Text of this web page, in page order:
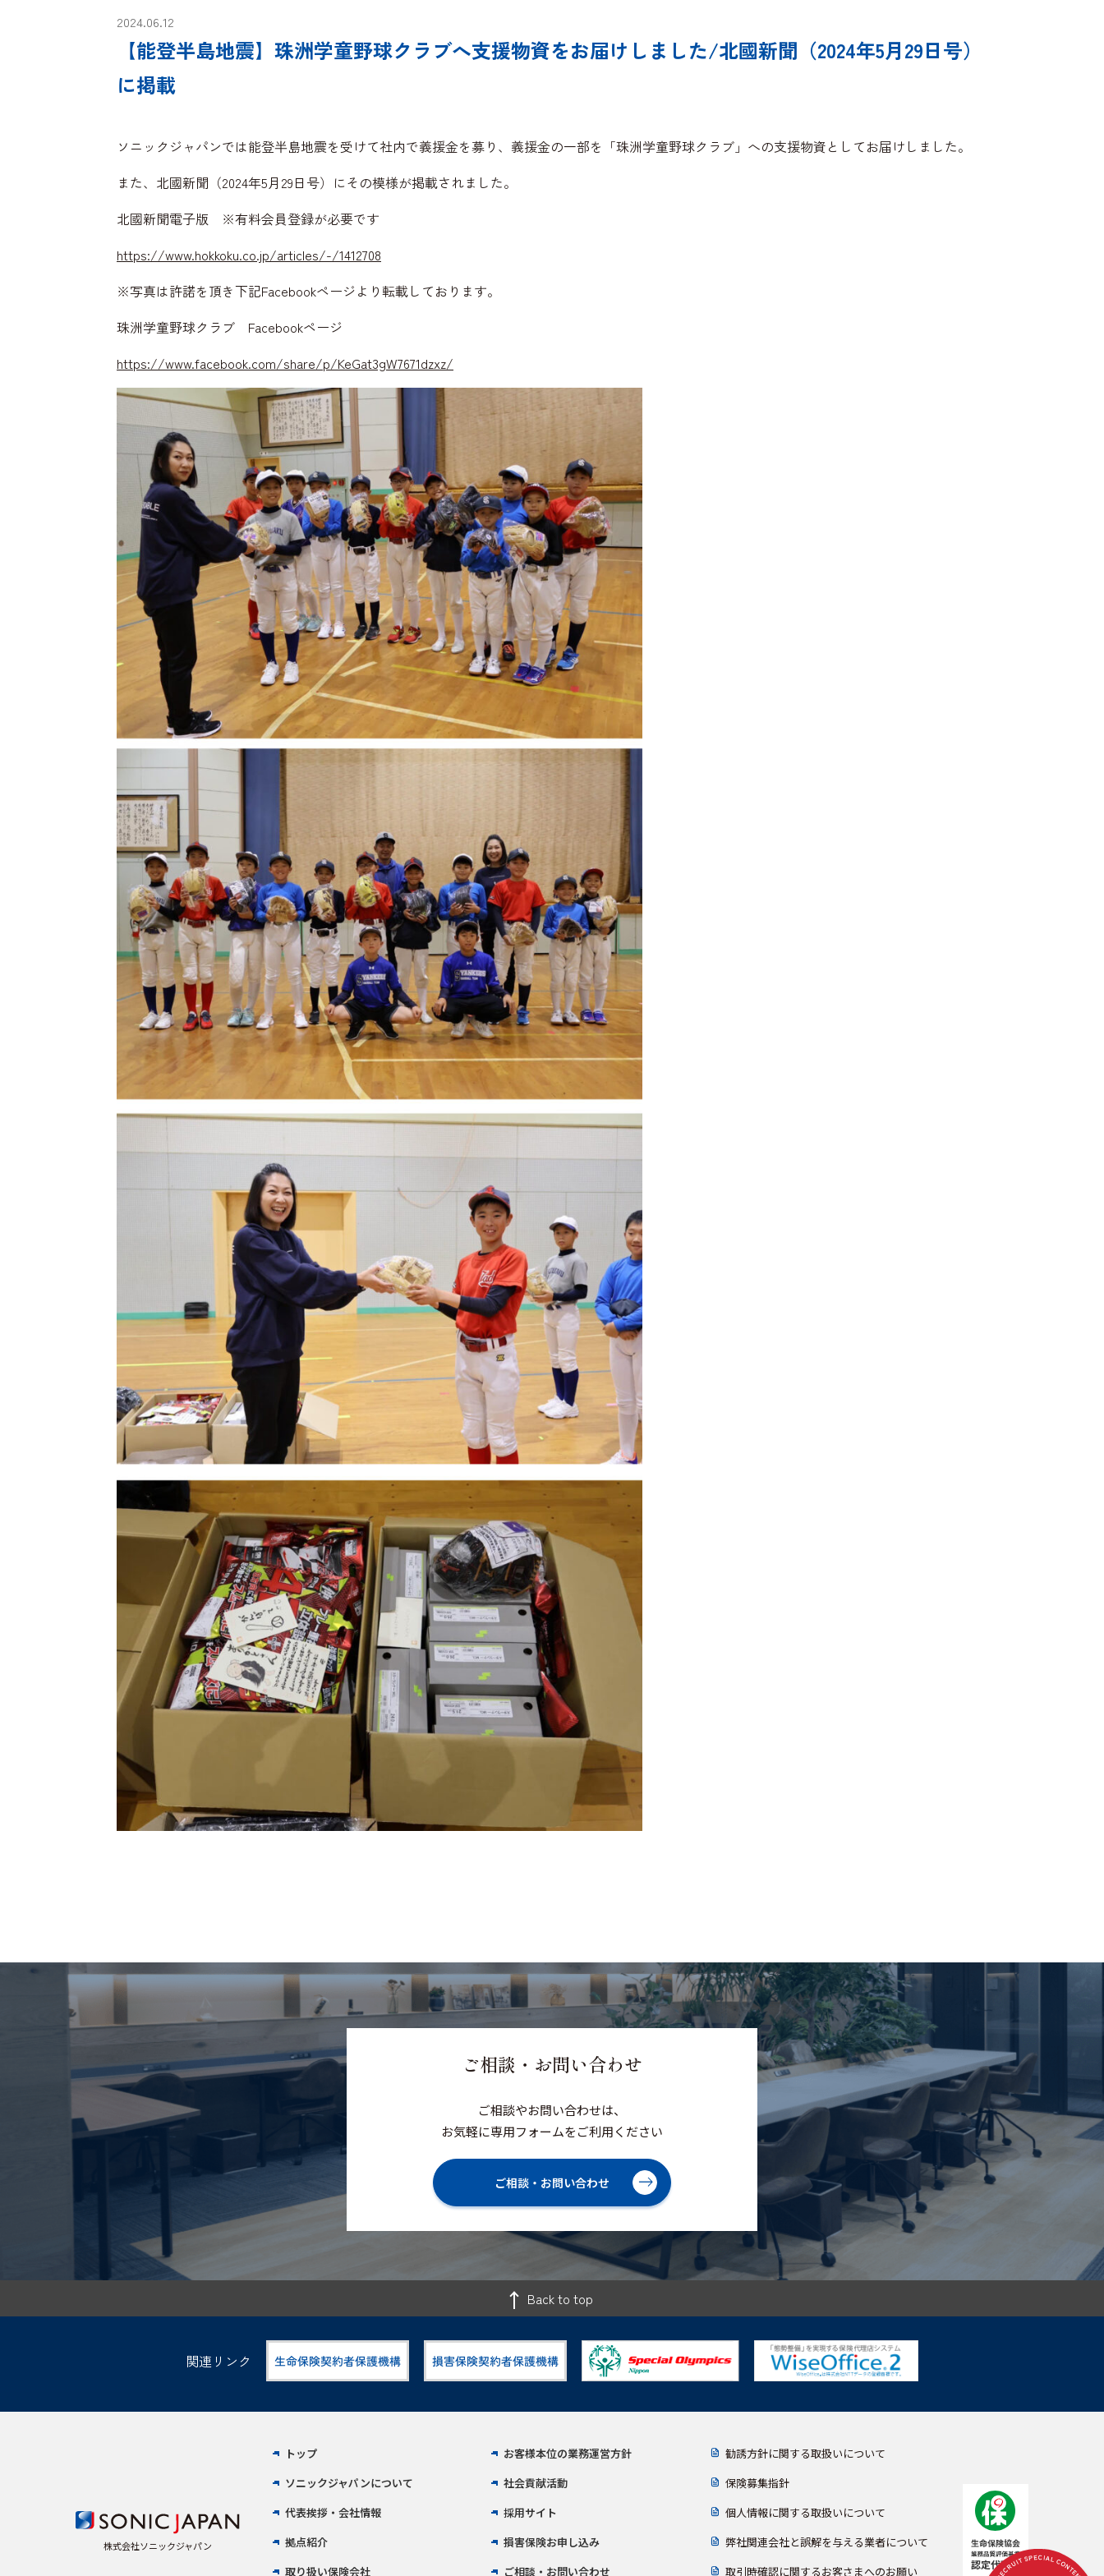
2024.06.12
【能登半島地震】珠洲学童野球クラブへ支援物資をお届けしました/北國新聞（2024年5月29日号）
に掲載
ソニックジャパンでは能登半島地震を受けて社内で義援金を募り、義援金の一部を「珠洲学童野球クラブ」への支援物資としてお届けしました。
また、北國新聞（2024年5月29日号）にその模様が掲載されました。
北國新聞電子版 ※有料会員登録が必要です
https://www.hokkoku.co.jp/articles/-/1412708
※写真は許諾を頂き下記Facebookページより転載しております。
珠洲学童野球クラブ Facebookページ
https://www.facebook.com/share/p/KeGat3gW7671dzxz/
ご相談・お問い合わせ
ご相談やお問い合わせは、
お気軽に専用フォームをご利用ください
ご相談・お問い合わせ
Back to top
関連リンク
株式会社ソニックジャパン
トップ
ソニックジャパンについて
代表挨拶・会社情報
拠点紹介
取り扱い保険会社
お客様本位の業務運営方針
社会貢献活動
採用サイト
損害保険お申し込み
ご相談・お問い合わせ
勧誘方針に関する取扱いについて
保険募集指針
個人情報に関する取扱いについて
弊社関連会社と誤解を与える業者について
取引時確認に関するお客さまへのお願い